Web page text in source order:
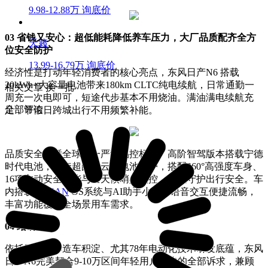
03 省钱又安心：超低能耗降低养车压力，大厂品质配齐全方
位安全防护
经济性是打动年轻消费者的核心亮点，东风日产N6 搭载
20kWh+大容量电池带来180km CLTC纯电续航，日常通勤一
周充一次电即可，短途代步基本不用烧油。满油满电续航充
足，节假日跨城出行不用频繁补能。
品质安全遵循全球统一严苛品控标准。高阶智驾版本搭载宁德
时代电池，配套超国标云盾电池防护，搭配360°高强度车身、
16项主动安全功能与全天候哨兵监控，全程守护出行安全。车
内搭载
NISSANOS系统与AI助手小尼，语音交互便捷流畅，
丰富功能覆盖全场景用车需求。
04 结语
依托日产92年造车积淀、尤其78年电动化技术研发底蕴，东风
日产N6完美契合9-10万区间年轻用户代步的全部诉求，兼顾
9.98-12.88万 询底价
天籁
13.99-16.79万 询底价
相关文章换一批
全部评论